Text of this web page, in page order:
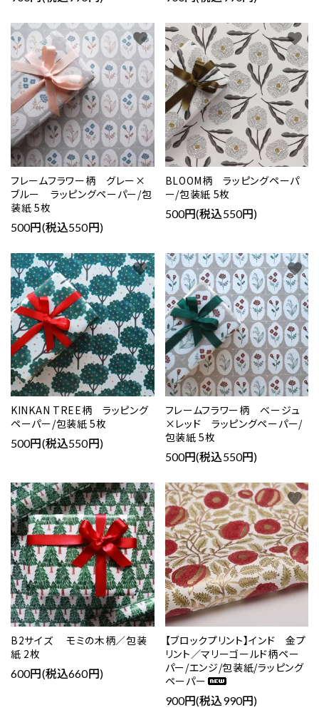
フレームフラワー柄 グレー×
ブルー ラッピングペーパー/包
装紙 5枚
500円(税込550円)
favorite
BLOOM柄 ラッピングペーパ
ー/包装紙 5枚
500円(税込550円)
favorite
KINKAN TREE柄 ラッピング
ペーパー/包装紙 5枚
500円(税込550円)
favorite
フレームフラワー柄 ベージュ
×レッド ラッピングペーパー/
包装紙 5枚
500円(税込550円)
favorite
B2サイズ モミの木柄／包装
紙 2枚
600円(税込660円)
favorite
【ブロックプリント】インド 金プ
リント／マリーゴールド柄ペー
パー/エンジ/包装紙/ラッピング
ペーパー
900円(税込990円)
favorite